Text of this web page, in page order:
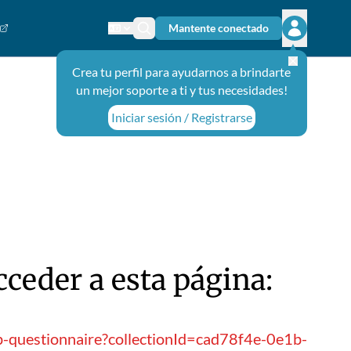
Cambiar el idioma
Ícono de búsqueda
Mantente conectado
Abrir el
Crea tu perfil para ayudarnos a brindarte
un mejor soporte a ti y tus necesidades!
Iniciar sesión / Registrarse
a esta página:
0e1b-